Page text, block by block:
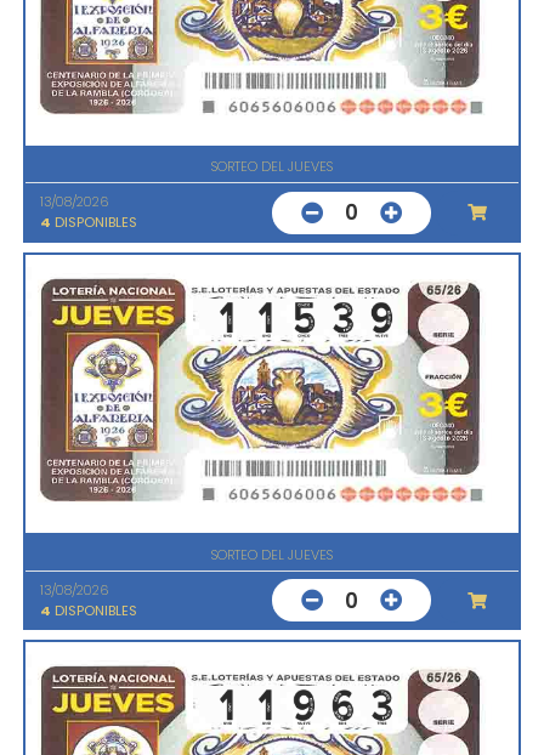
SORTEO DEL JUEVES
13/08/2026
4 DISPONIBLES 0
SORTEO DEL JUEVES
13/08/2026
4 DISPONIBLES 0